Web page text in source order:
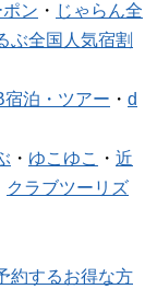
ン ・ じゃらん全
ぶ全国人気宿割
宿泊・ツアー ・ d
・ ゆこゆこ ・ 近
クラブツーリズ
約するお得な方